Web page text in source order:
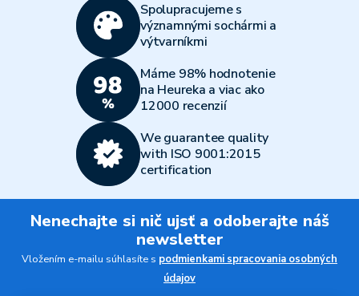
Spolupracujeme s
významnými sochármi a
výtvarníkmi
Máme 98% hodnotenie
na Heureka a viac ako
12000 recenzií
We guarantee quality
with ISO 9001:2015
certification
Nenechajte si nič ujsť a odoberajte náš
newsletter
Vložením e-mailu súhlasíte s podmienkami spracovania osobných
údajov